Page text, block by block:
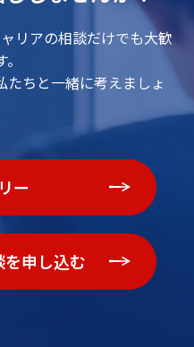
リアの相談だけでも大歓
たちと一緒に考えましょ
ー
申し込む